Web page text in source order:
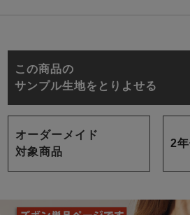
この商品の
サンプル生地をとりよせる
オーダーメイド
対象商品
2